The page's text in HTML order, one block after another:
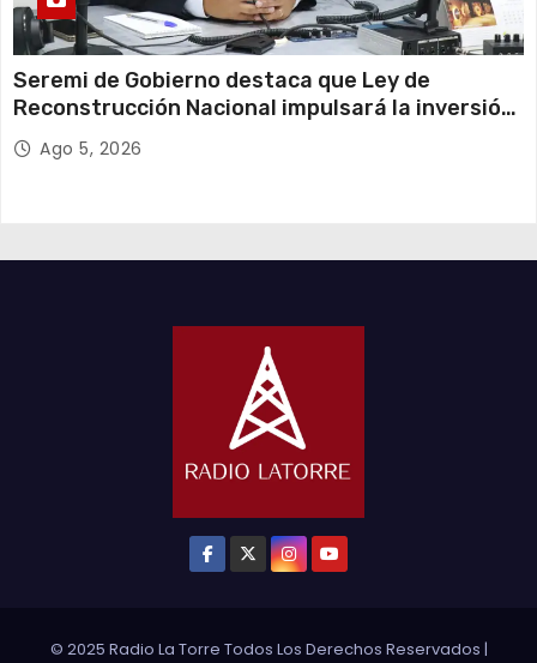
Seremi de Gobierno destaca que Ley de
Reconstrucción Nacional impulsará la inversión
y el empleo en Tarapacá
Ago 5, 2026
© 2025 Radio La Torre Todos Los Derechos Reservados |